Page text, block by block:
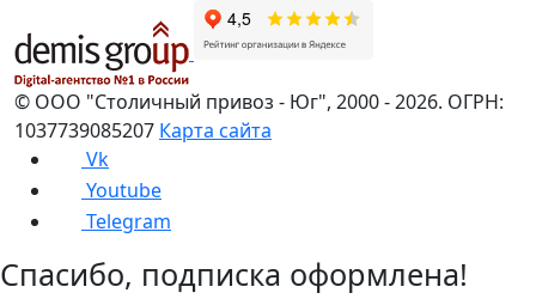
© ООО "Столичный привоз - Юг", 2000- 2026. ОГРН:
1037739085207 Карта сайта
Vk
Youtube
Telegram
Спасибо, подписка оформлена!